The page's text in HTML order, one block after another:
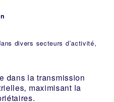
divers secteurs d’activité,
dans la transmission
maximisant la